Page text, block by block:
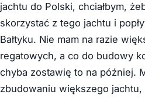
jachtu do Polski, chciałbym,
skorzystać z tego jachtu i
Bałtyku. Nie mam na razie
regatowych, a co do budowy
chyba zostawię to na później.
zbudowaniu większego jachtu,